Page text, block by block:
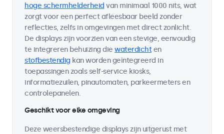
hoge schermhelderheid van minimaal 1000 nits, wat
zorgt voor een perfect afleesbaar beeld zonder
reflecties, zelfs in omgevingen met direct zonlicht.
De displays zijn voorzien van een stevige, eenvoudig
te integreren behuizing die waterdichten
stofbestendig kan worden geïntegreerd in
toepassingen zoals self-service kiosks,
informatiezuilen, pinautomaten, parkeermeters en
controlepanelen.
Geschikt voor elke omgeving
Deze weersbestendige displays zijn uitgerust met